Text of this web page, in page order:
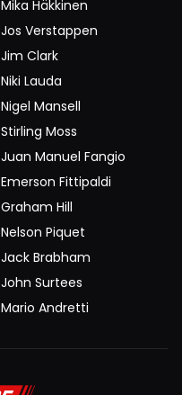
Mika Häkkinen
Jos Verstappen
Jim Clark
Niki Lauda
Nigel Mansell
Stirling Moss
Juan Manuel Fangio
Emerson Fittipaldi
Graham Hill
Nelson Piquet
Jack Brabham
John Surtees
Mario Andretti